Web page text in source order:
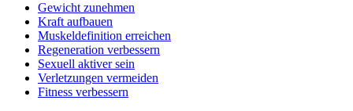
Gewicht zunehmen
Kraft aufbauen
Muskeldefinition erreichen
Regeneration verbessern
Sexuell aktiver sein
Verletzungen vermeiden
Fitness verbessern